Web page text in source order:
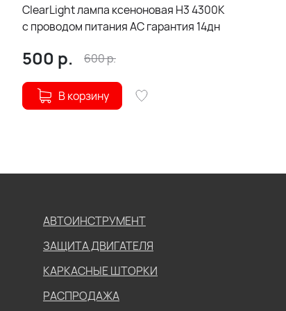
ClearLight лампа ксеноновая H3 4300К
с проводом питания АС гарантия 14дн
500 р. 600р.
В корзину
АВТОИНСТРУМЕНТ
ЗАЩИТА ДВИГАТЕЛЯ
КАРКАСНЫЕ ШТОРКИ
РАСПРОДАЖА